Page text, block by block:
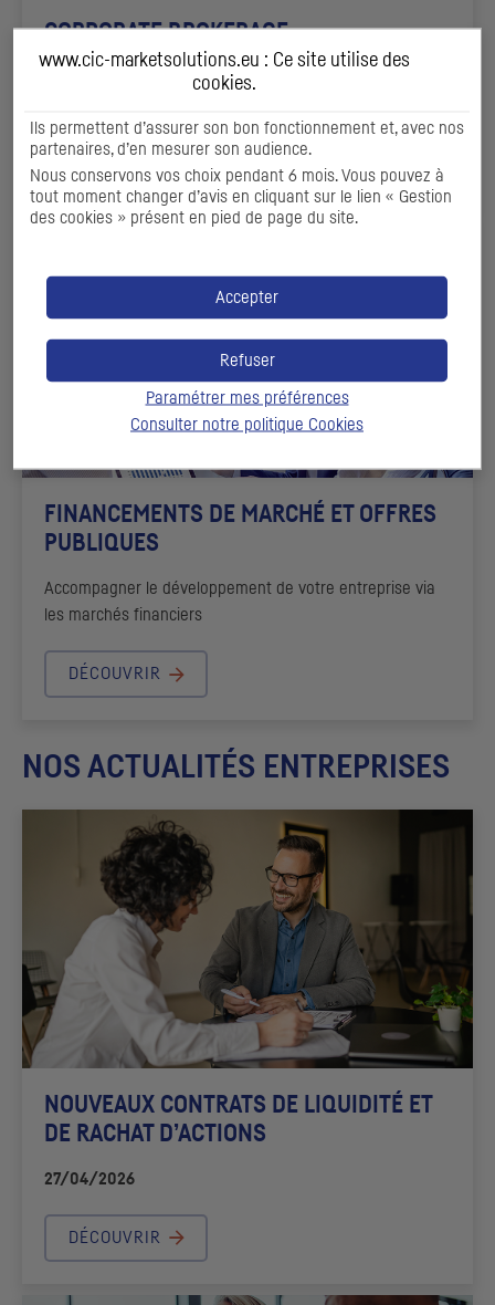
CORPORATE BROKERAGE
Fournir aux émetteurs et aux
DÉCOUVRIR
FINANCEMENTS DE MARCHÉ ET OFFRES
PUBLIQUES
Accompagner le développement de votre entreprise via
les marchés financiers
DÉCOUVRIR
NOS ACTUALITÉS ENTREPRISES
NOUVEAUX CONTRATS DE LIQUIDITÉ ET
DE RACHAT D’ACTIONS
27/04/2026
DÉCOUVRIR
www.cic-marketsolutions.eu : Ce site utilise des
cookies
Ils permettent d’assurer son bon fonctionnement et, avec nos
partenaires, d’en mesurer son audience.
Nous conservons vos choix pendant 6 mois. Vous pouvez à
tout moment changer d’avis en cliquant sur le lien « Gestion
des cookies » présent en pied de page du site.
Accepter
Refuser
Paramétrer mes préférences
Consulter notre politique Cookies